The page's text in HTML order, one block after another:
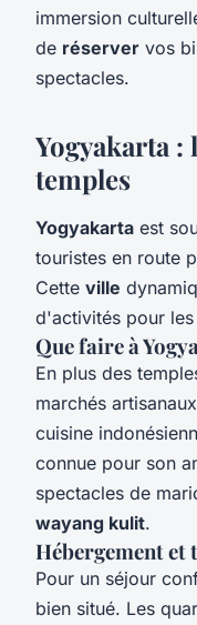
immersion
de réserver vos
spectacles.
Yogyakarta :
temples
Yogyakarta est
touristes en route
Cette ville
d'activités pour
Que faire à
En plus des
marchés
cuisine
connue pour son
spectacles de
wayang kulit.
Hébergement
Pour un séjour
bien situé. Les